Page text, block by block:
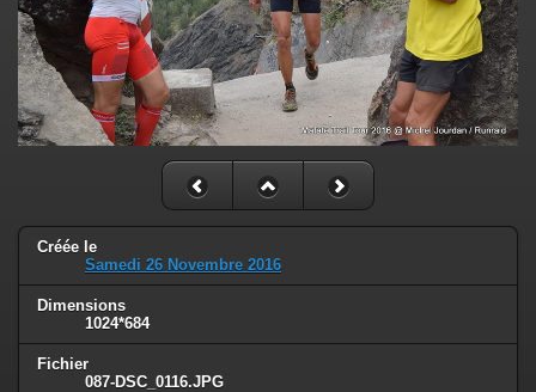
Créée le
Samedi 26 Novembre 2016
Dimensions
1024*684
Fichier
087-DSC_0116.JPG